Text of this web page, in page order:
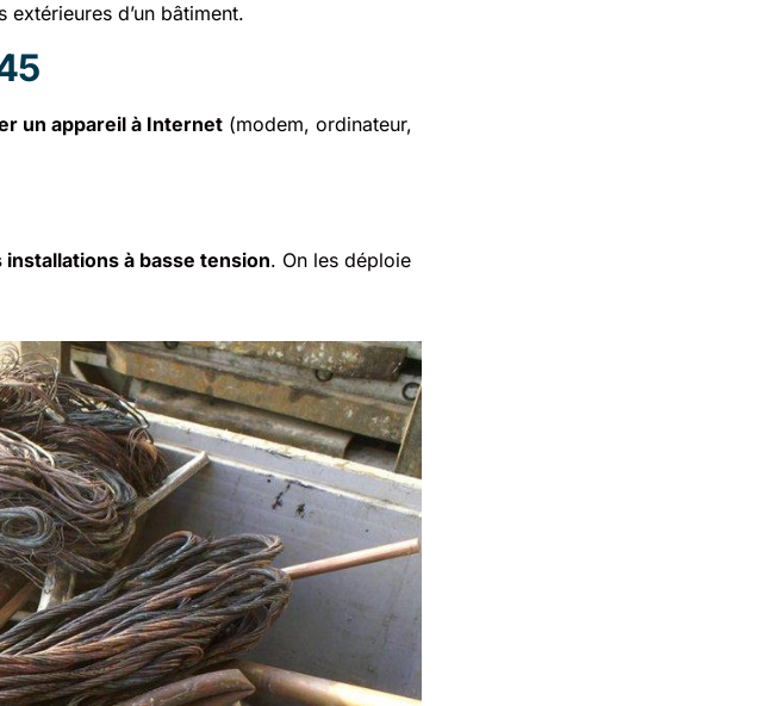
d’un bâtiment.
un appareil à Internet (modem, ordinateur,
installations à basse tension. On les déploie